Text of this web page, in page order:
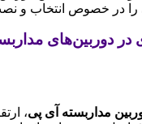
را در خصوص انتخاب و
در دوربین‌های
مداربسته آی پی